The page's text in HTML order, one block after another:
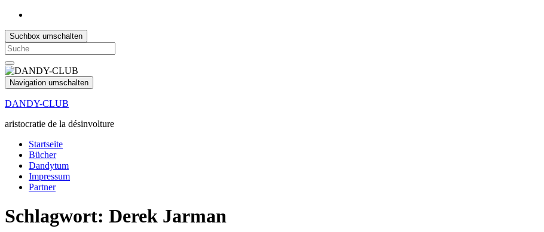
Suchbox umschalten
Search
for:
Navigation umschalten
DANDY-CLUB
aristocratie de la désinvolture
Startseite
Bücher
Dandytum
Impressum
Partner
Schlagwort: Derek Jarman